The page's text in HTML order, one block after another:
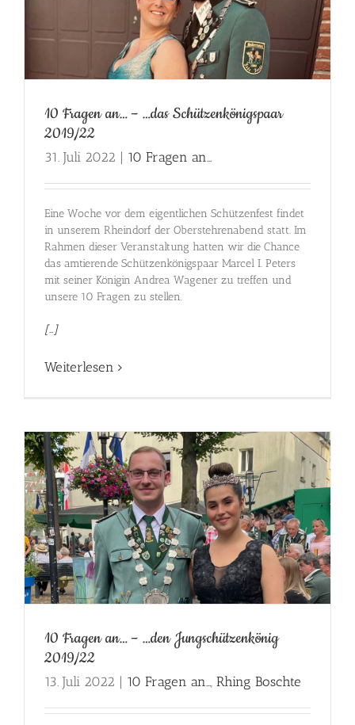
10 Fragen an… – …das Schützenkönigspaar
2019/22
31. Juli 2022 | 10 Fragen an...
Eine Woche vor dem eigentlichen Schützenfest findet
in unserem Rheindorf der Oberstehrenabend statt. Im
Rahmen dieser Veranstaltung hatten wir die Chance
das amtierende Schützenkönigspaar Marcel I. Peters
mit seiner Königin Andrea Wagener zu treffen und
unsere 10 Fragen zu stellen.
[…]
Weiterlesen
10 Fragen an… – …den Jungschützenkönig
2019/22
13. Juli 2022 | 10 Fragen an... Rhing Boschte